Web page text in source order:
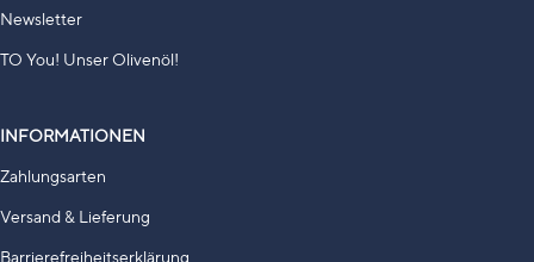
Newsletter
TO You! Unser Olivenöl!
INFORMATIONEN
Zahlungsarten
Versand & Lieferung
Barrierefreiheitserklärung